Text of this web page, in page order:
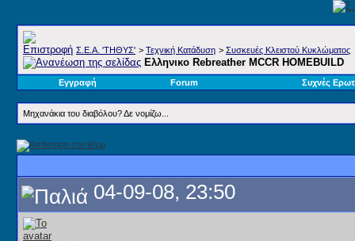
Σ.E.A. 'ΤΗΘΥΣ' > Τεχνική Κατάδυση > Συσκευές Κλειστού Κυκλώματος
Ελληνικο Rebreather MCCR HOMEBUILD
Εγγραφή Forum Συχνές
Μηχανάκια του διαβόλου? Δε νομίζω...
04-09-08, 23:50